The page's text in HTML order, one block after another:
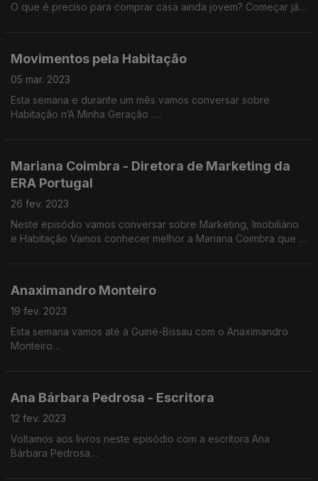
O que é preciso para comprar casa ainda jovem? Começar já a
convidados que já passaram pelo programa contam-nos a sua
experiência a comprar casa em Portugal.
Movimentos pela Habitação
05 mar. 2023
Esta semana e durante um mês vamos conversar sobre
Habitação n’A Minha Geração .
Contamos com a participação de Vasco Barata, Bernardo
Alves, Dulce Dengue e Teresa Mamede
Rafael Pinheiro vai juntar-se à conversa através de vídeo.
Mariana Coimbra - Diretora de Marketing da
ERA Portugal
26 fev. 2023
Neste episódio vamos conversar sobre Marketing, Imobiliário
e Habitação Vamos conhecer melhor a Mariana Coimbra que é
Anaximandro Monteiro
19 fev. 2023
Esta semana vamos até à Guiné-Bissau com o Anaximandro
Monteiro
Anaximandro nasceu em 1994 em Bissau. Veio para Portugal
fazer o Ensino Superior
Jovem guineense estudou Recursos Humanos e atualmente
trabalha no Instituto Camões.
Ana Bárbara Pedrosa - Escritora
12 fev. 2023
Voltamos aos livros neste episódio com a escritora Ana
Bárbara Pedrosa